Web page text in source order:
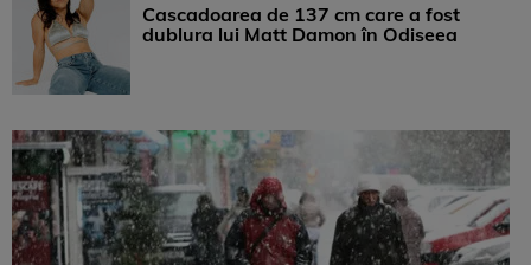
Cascadoarea de 137 cm care a fost
dublura lui Matt Damon în Odiseea